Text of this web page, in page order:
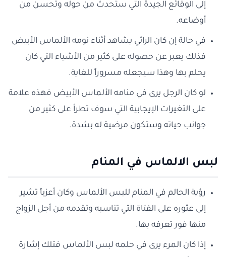
إلى الوقائع الجيدة التي ستحدث من حوله وتحسن من
أوضاعه.
في حالة إن كان الرائي يشاهد أثناء نومه الألماس الأبيض
فذلك يعبر عن حصوله على كثير من الأشياء التي كان
يحلم بها وهذا سيجعله مسروراً للغاية.
لو كان الرجل يرى في منامه الألماس الأبيض فهذه علامة
على التغيرات الإيجابية التي سوف تطرأ على كثير من
جوانب حياته وستكون مرضية له بشدة.
لبس الالماس في المنام
رؤية الحالم في المنام للبس الألماس وكان أعزباً تشير
إلى عثوره على الفتاة التي تناسبه وتقدمه من أجل الزواج
منها فور تعرفه بها.
إذا كان المرء يرى في حلمه لبس الألماس فتلك إشارة